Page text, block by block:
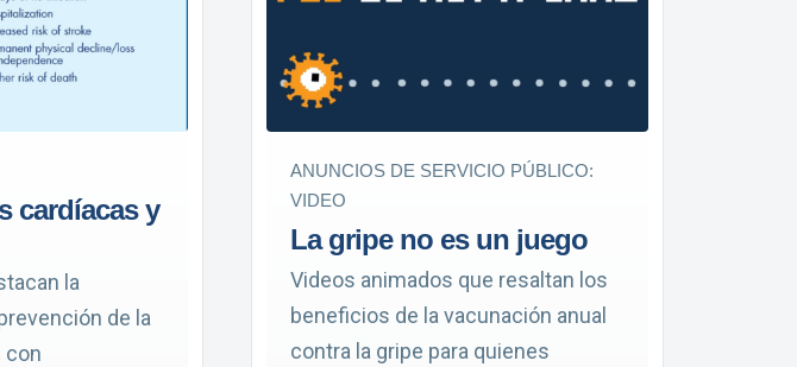
cardíacas y
la
de la
con
ANUNCIOS DE SERVICIO PÚBLICO:
VIDEO
La gripe no es un juego
Videos animados que resaltan los
beneficios de la vacunación anual
contra la gripe para quienes